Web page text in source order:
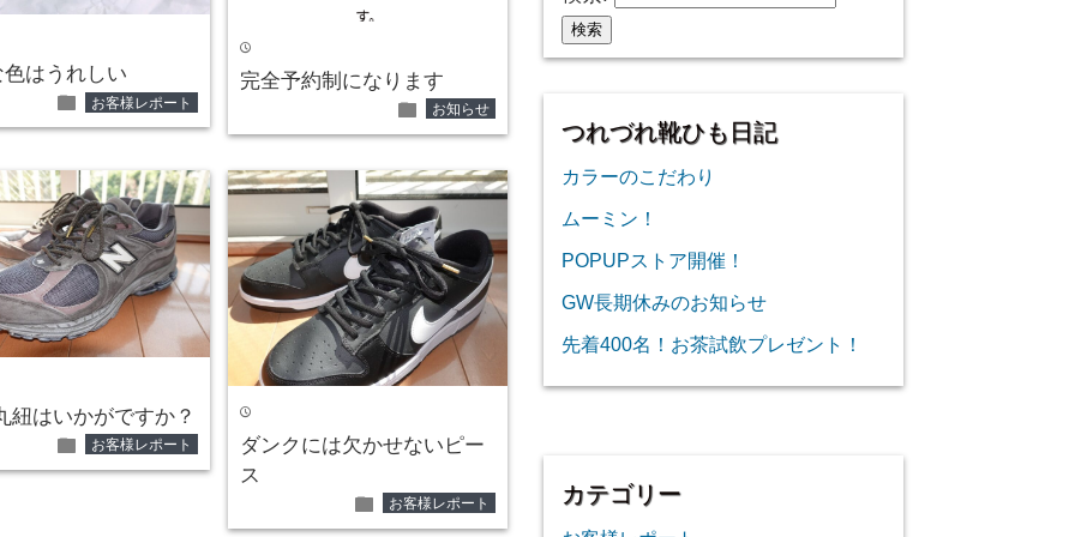
はうれしい
folder お客様レポート
time
完全予約制になります
folder お知らせ
紐はいかがですか？
folder お客様レポート
time
ダンクには欠かせないピー
ス
folder お客様レポート
つれづれ靴ひも日記
カラーのこだわり
ムーミン！
POPUPストア開催！
GW長期休みのお知らせ
先着400名！お茶試飲プレゼント！
カテゴリー